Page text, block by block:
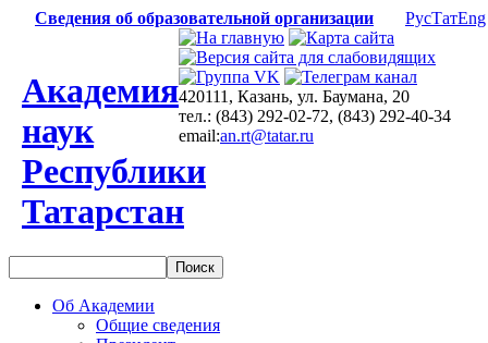
Сведения об образовательной организации РусТатEng
Академия
наук
Республики
Татарстан
420111, Казань, ул. Баумана, 20
тел.: (843) 292-02-72, (843) 292-40-34
email:an.rt@tatar.ru
Об Академии
Общие сведения